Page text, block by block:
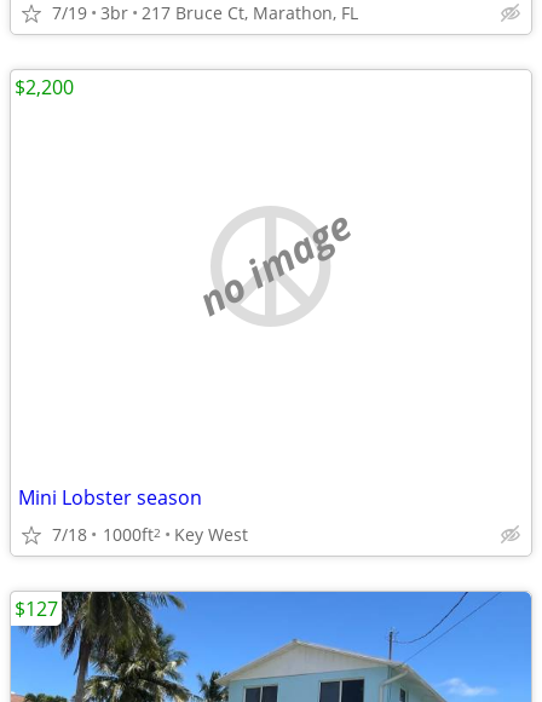
7/19 3br 217 Bruce Ct, Marathon, FL
no image
Mini Lobster season
7/18 1000ft2 Key West
$2,200
$127